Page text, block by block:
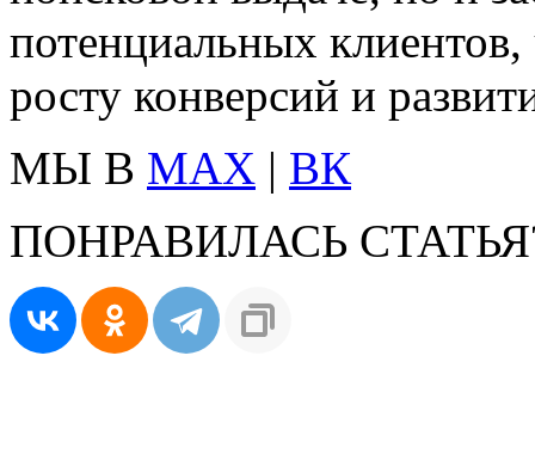
потенциальных клиентов,
росту конверсий и
МЫ В MAX | ВК
ПОНРАВИЛАСЬ